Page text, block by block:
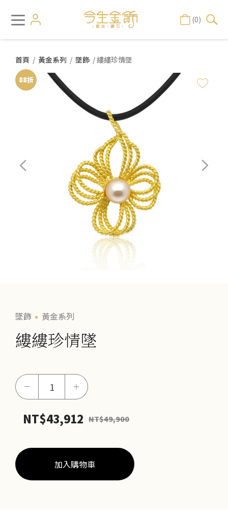
(0)
首頁 / 黃金系列 / 墜飾 / 縷縷珍情墜
88折
墜飾 黃金系列
縷縷珍情墜
－
情
數
＋
NT$43,912 NT$49,900
加入購物車